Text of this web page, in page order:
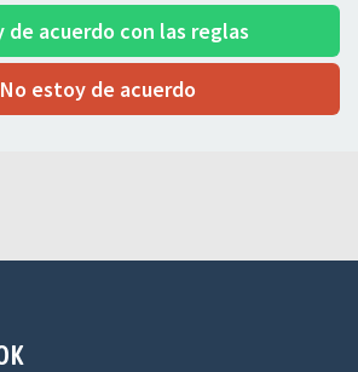
de acuerdo con las reglas
No estoy de acuerdo